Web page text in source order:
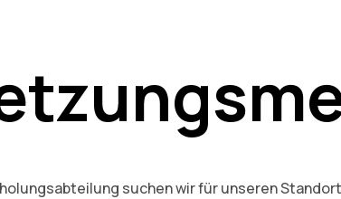
suchen wir für unseren